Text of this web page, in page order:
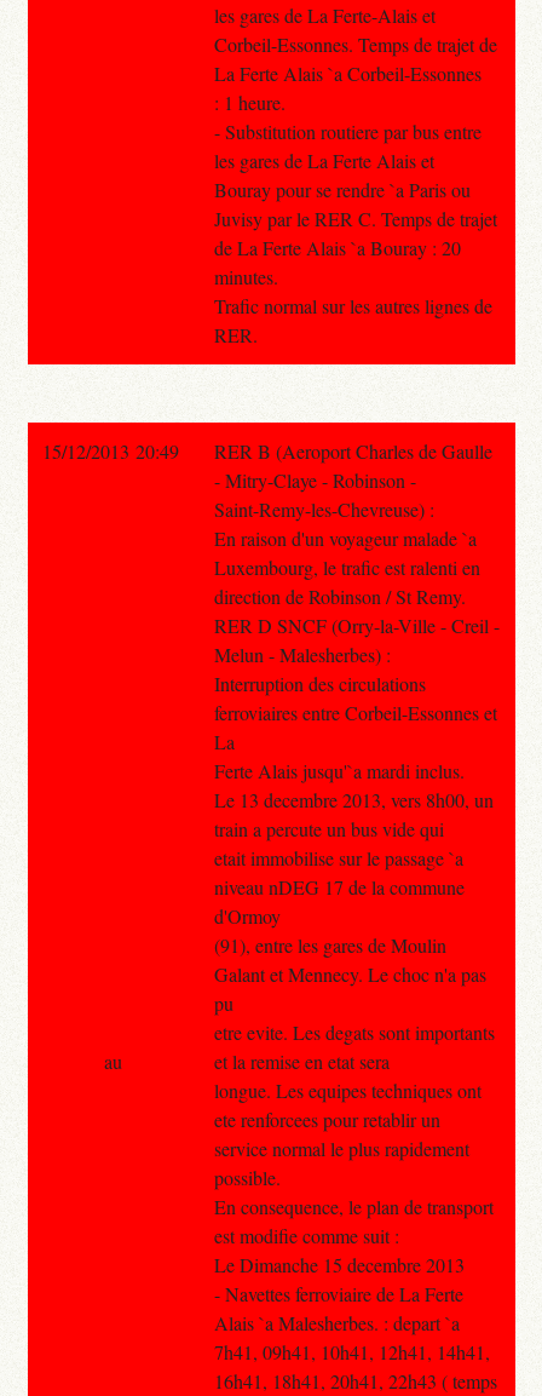
les gares de La Ferte-Alais et
Corbeil-Essonnes. Temps de trajet de
La Ferte Alais `a Corbeil-Essonnes
: 1 heure.
- Substitution routiere par bus entre
les gares de La Ferte Alais et
Bouray pour se rendre `a Paris ou
Juvisy par le RER C. Temps de trajet
de La Ferte Alais `a Bouray : 20
minutes.
Trafic normal sur les autres lignes de
RER.
15/12/2013 20:49
RER B (Aeroport Charles de Gaulle
- Mitry-Claye - Robinson -
Saint-Remy-les-Chevreuse) :
En raison d'un voyageur malade `a
Luxembourg, le trafic est ralenti en
direction de Robinson / St Remy.
RER D SNCF (Orry-la-Ville - Creil -
Melun - Malesherbes) :
Interruption des circulations
ferroviaires entre Corbeil-Essonnes et
La
Ferte Alais jusqu'`a mardi inclus.
Le 13 decembre 2013, vers 8h00, un
train a percute un bus vide qui
etait immobilise sur le passage `a
niveau nDEG 17 de la commune
d'Ormoy
(91), entre les gares de Moulin
Galant et Mennecy. Le choc n'a pas
pu
etre evite. Les degats sont importants
et la remise en etat sera
longue. Les equipes techniques ont
ete renforcees pour retablir un
service normal le plus rapidement
possible.
En consequence, le plan de transport
est modifie comme suit :
Le Dimanche 15 decembre 2013
- Navettes ferroviaire de La Ferte
Alais `a Malesherbes. : depart `a
7h41, 09h41, 10h41, 12h41, 14h41,
16h41, 18h41, 20h41, 22h43 ( temps
au